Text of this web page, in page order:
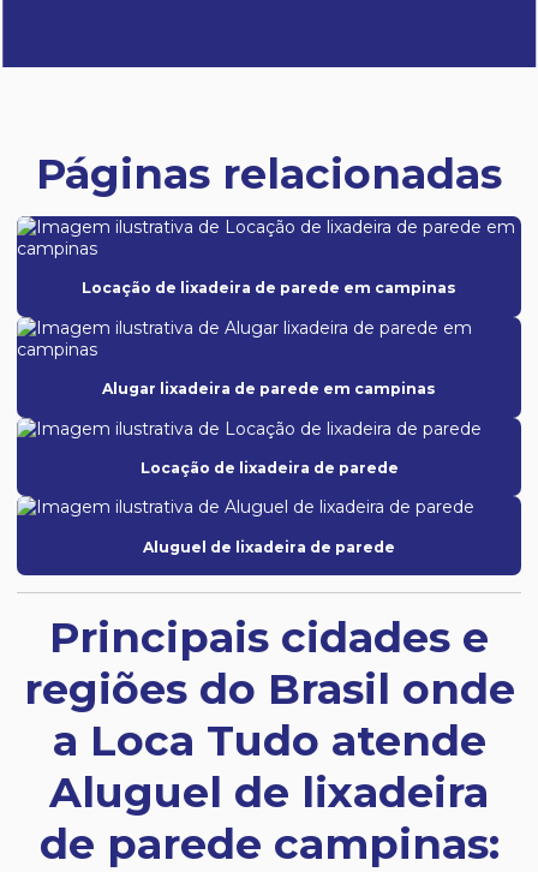
Páginas relacionadas
Locação de lixadeira de parede em campinas
Alugar lixadeira de parede em campinas
Locação de lixadeira de parede
Aluguel de lixadeira de parede
Principais cidades e
regiões do Brasil onde
a Loca Tudo atende
Aluguel de lixadeira
de parede campinas: